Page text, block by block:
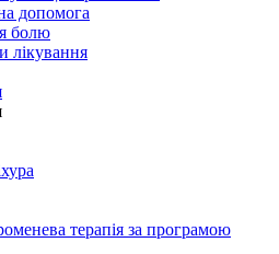
допомога
болю
лікування
терапія за програмою